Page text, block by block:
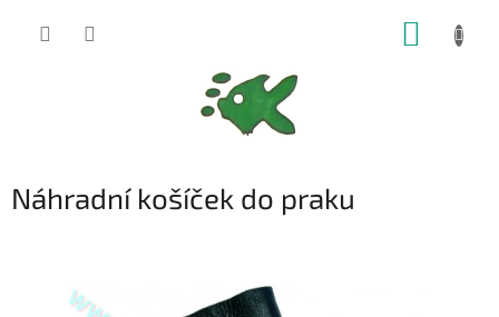
Náhradní košíček do praku